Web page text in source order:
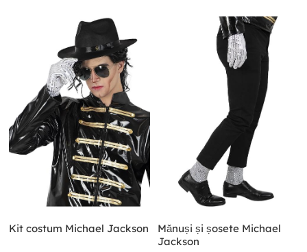
Kit costum Michael Jackson
Mănuși și șosete Michael
Jackson